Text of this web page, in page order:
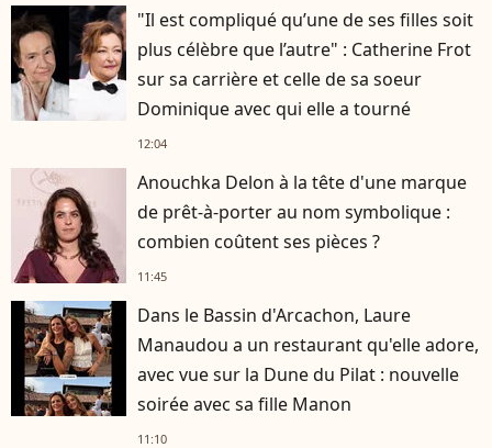
"Il est compliqué qu’une de ses filles soit
plus célèbre que l’autre" : Catherine Frot
sur sa carrière et celle de sa soeur
Dominique avec qui elle a tourné
12:04
Anouchka Delon à la tête d'une marque
de prêt-à-porter au nom symbolique :
combien coûtent ses pièces ?
11:45
Dans le Bassin d'Arcachon, Laure
Manaudou a un restaurant qu'elle adore,
avec vue sur la Dune du Pilat : nouvelle
soirée avec sa fille Manon
11:10